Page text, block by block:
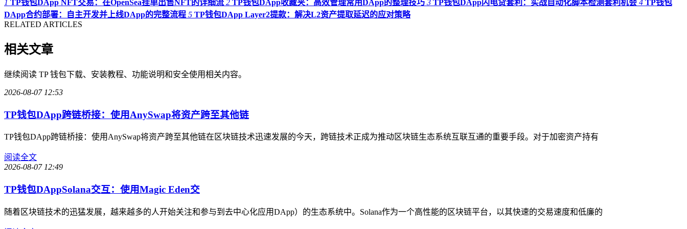
1 TP钱包DApp NFT交易：在OpenSea挂单出售NFT的详细流 2 TP钱包DApp收藏夹：高效管理常用DApp的整理技巧 3 TP钱包DApp闪电贷套利：实战自动化脚本检测套利机会 4 TP钱包
DApp合约部署：自主开发并上线DApp的完整流程 5 TP钱包DApp Layer2提款：解决L2资产提取延迟的应对策略
RELATED ARTICLES
相关文章
继续阅读 TP 钱包下载、安装教程、功能说明和安全使用相关内容。
2026-08-07 12:53
TP钱包DApp跨链桥接：使用AnySwap将资产跨至其他链
TP钱包DApp跨链桥接：使用AnySwap将资产跨至其他链在区块链技术迅速发展的今天，跨链技术正成为推动区块链生态系统互联互通的重要手段。对于加密资产持有
阅读全文
2026-08-07 12:49
TP钱包DAppSolana交互：使用Magic Eden交
随着区块链技术的迅猛发展，越来越多的人开始关注和参与到去中心化应用DApp）的生态系统中。Solana作为一个高性能的区块链平台，以其快速的交易速度和低廉的